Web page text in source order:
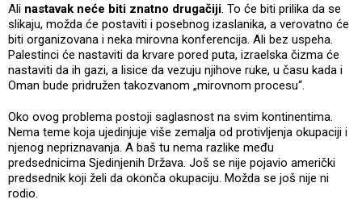
Ali nastavak neće biti znatno drugačiji. To će biti prilika da se
slikaju, možda će postaviti i posebnog izaslanika, a verovatno će
biti organizovana i neka mirovna konferencija. Ali bez uspeha.
Palestinci će nastaviti da krvare pored puta, izraelska čizma će
nastaviti da ih gazi, a lisice da vezuju njihove ruke, u času kada i
Oman bude pridružen takozvanom „mirovnom procesu“.
Oko ovog problema postoji saglasnost na svim kontinentima.
Nema teme koja ujedinjuje više zemalja od protivljenja okupaciji i
njenog nepriznavanja. A baš tu nema razlike među
predsednicima Sjedinjenih Država. Još se nije pojavio američki
predsednik koji želi da okonča okupaciju. Možda se još nije ni
rodio.